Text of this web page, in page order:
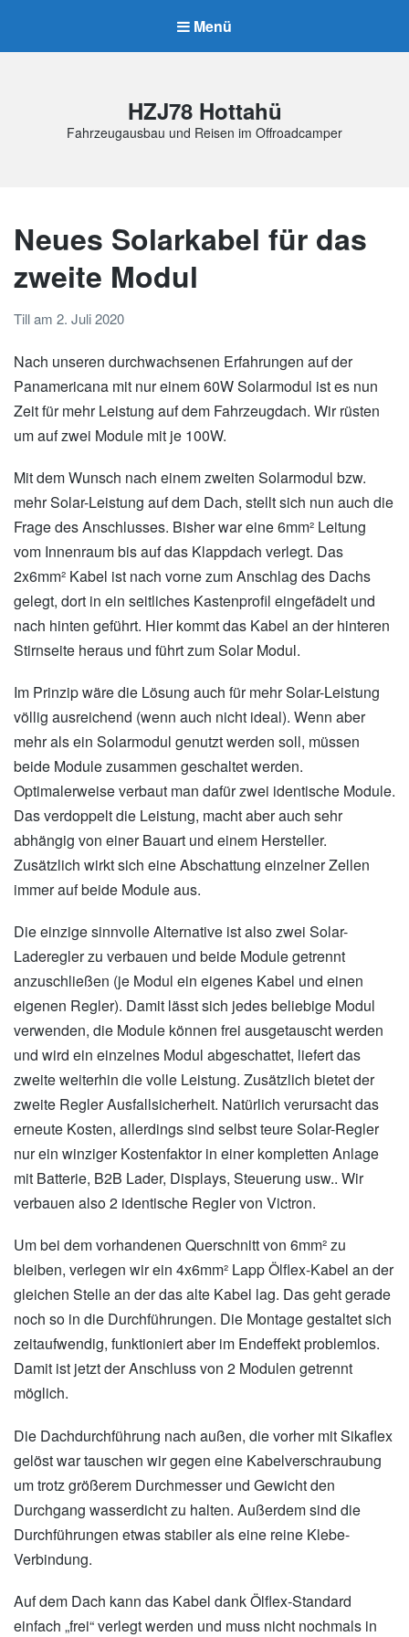
Menü
HZJ78 Hottahü
Fahrzeugausbau und Reisen im Offroadcamper
Neues Solarkabel für das
zweite Modul
Tillam 2. Juli 2020
Nach unseren durchwachsenen Erfahrungen auf der
Panamericana mit nur einem 60W Solarmodul ist es nun
Zeit für mehr Leistung auf dem Fahrzeugdach. Wir rüsten
um auf zwei Module mit je 100W.
Mit dem Wunsch nach einem zweiten Solarmodul bzw.
mehr Solar-Leistung auf dem Dach, stellt sich nun auch die
Frage des Anschlusses. Bisher war eine 6mm² Leitung
vom Innenraum bis auf das Klappdach verlegt. Das
2x6mm² Kabel ist nach vorne zum Anschlag des Dachs
gelegt, dort in ein seitliches Kastenprofil eingefädelt und
nach hinten geführt. Hier kommt das Kabel an der hinteren
Stirnseite heraus und führt zum Solar Modul.
Im Prinzip wäre die Lösung auch für mehr Solar-Leistung
völlig ausreichend (wenn auch nicht ideal). Wenn aber
mehr als ein Solarmodul genutzt werden soll, müssen
beide Module zusammen geschaltet werden.
Optimalerweise verbaut man dafür zwei identische Module.
Das verdoppelt die Leistung, macht aber auch sehr
abhängig von einer Bauart und einem Hersteller.
Zusätzlich wirkt sich eine Abschattung einzelner Zellen
immer auf beide Module aus.
Die einzige sinnvolle Alternative ist also zwei Solar-
Laderegler zu verbauen und beide Module getrennt
anzuschließen (je Modul ein eigenes Kabel und einen
eigenen Regler). Damit lässt sich jedes beliebige Modul
verwenden, die Module können frei ausgetauscht werden
und wird ein einzelnes Modul abgeschattet, liefert das
zweite weiterhin die volle Leistung. Zusätzlich bietet der
zweite Regler Ausfallsicherheit. Natürlich verursacht das
erneute Kosten, allerdings sind selbst teure Solar-Regler
nur ein winziger Kostenfaktor in einer kompletten Anlage
mit Batterie, B2B Lader, Displays, Steuerung usw.. Wir
verbauen also 2 identische Regler von Victron.
Um bei dem vorhandenen Querschnitt von 6mm² zu
bleiben, verlegen wir ein 4x6mm² Lapp Ölflex-Kabel an der
gleichen Stelle an der das alte Kabel lag. Das geht gerade
noch so in die Durchführungen. Die Montage gestaltet sich
zeitaufwendig, funktioniert aber im Endeffekt problemlos.
Damit ist jetzt der Anschluss von 2 Modulen getrennt
möglich.
Die Dachdurchführung nach außen, die vorher mit Sikaflex
gelöst war tauschen wir gegen eine Kabelverschraubung
um trotz größerem Durchmesser und Gewicht den
Durchgang wasserdicht zu halten. Außerdem sind die
Durchführungen etwas stabiler als eine reine Klebe-
Verbindung.
Auf dem Dach kann das Kabel dank Ölflex-Standard
einfach „frei“ verlegt werden und muss nicht nochmals in